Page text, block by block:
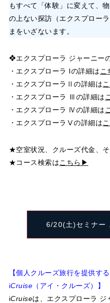
もすべて「体験」に変えて、
の上ない探訪（エクスプロー
まをいざないます。
❖エクスプローラ ジャーニー
・エクスプローラ Iの詳細は こ
・エクスプローラⅡの詳細は
・エクスプローラ Ⅲの詳細は
・エクスプローラ Ⅳの詳細は
・エクスプローラⅤの詳細は
★空室状況、クルーズ代金、
★コース検索はこちら▶
6/20(土)セミナー
【個人クルーズ旅行を提供す
iCruise （アイ・クルーズ）】
iCruiseは、エクスプローラ ジ